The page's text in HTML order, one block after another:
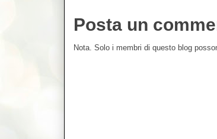
Posta un
Nota. Solo i membri di questo blog